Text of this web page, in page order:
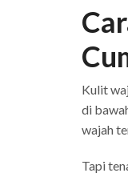
Kulit
di
wajah
Tapi